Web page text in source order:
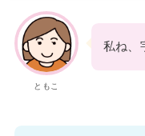
ともこ
私ね、